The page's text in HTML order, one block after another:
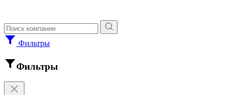
Фильтры
Фильтры